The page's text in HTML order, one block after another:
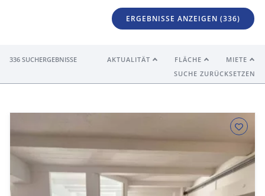
ERGEBNISSE ANZEIGEN (336)
336 SUCHERGEBNISSE AKTUALITÄT FLÄCHE
MIETE
SUCHE ZURÜCKSETZEN